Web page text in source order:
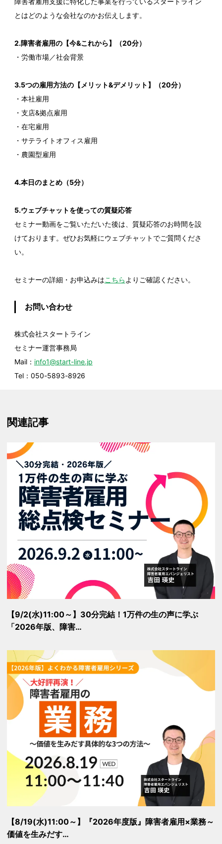
とはどのような会社なのかお伝えします。
2.障害者雇用の【今&これから】（20分）
・労働市場／社会背景
3.5つの雇用方法の【メリット&デメリット】（20分）
・本社雇用
・支店&拠点雇用
・在宅雇用
・サテライトオフィス雇用
・農園型雇用
4.本日のまとめ（5分）
5.ウェブチャットを使っての質疑応答
セミナー動画をご覧いただいた後は、質疑応答のお時間を設
けております。ぜひお気軽にウェブチャットでご質問くださ
い。
セミナーの詳細・お申込みはこちら よりご確認ください。
お問い合わせ
株式会社スタートライン
セミナー運営事務局
Mail： info1@start-line.jp
Tel：050-5893-8926
関連記事
【9/2(水)11:00～】30分完結！1万件の生の声に学ぶ
「2026年版、障害…
【8/19(水)11:00～】『2026年度版』障害者雇用×業務～
価値を生みだす…